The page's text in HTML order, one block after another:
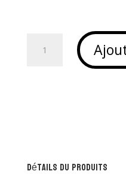
couleurs
Détails du produits